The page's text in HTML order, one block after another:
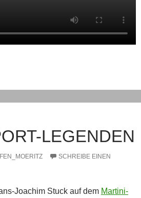
LEGENDEN
SCHREIBE EINEN
Joachim Stuck auf dem Martini-